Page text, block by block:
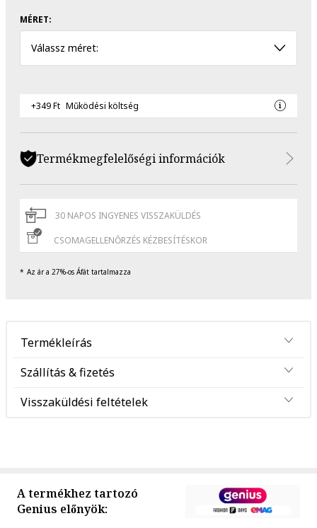
MÉRET:
Válassz méret:
+349 Ft Működési költség
Termékmegfelelőségi információk
30 NAPOS INGYENES VISSZAKÜLDÉS
CSOMAGELLENŐRZÉS KÉZBESÍTÉSKOR
Az ár a 27%-os Áfát tartalmazza
Termékleírás
Szállítás & fizetés
Visszaküldési feltételek
A termékhez tartozó
Genius előnyök: